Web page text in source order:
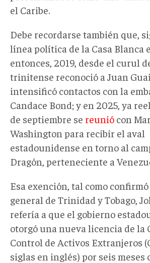
el Caribe.
Debe recordarse también que,
línea política de la Casa Blanca
entonces, 2019 , desde el curul
trinitense reconoció a Juan
intensificó contactos con la
Candace Bond; y en 2025, ya
de septiembre se reunió con
Washington para recibir el aval
estadounidense en torno al
Dragón, perteneciente a
Esa exención, tal como
general de Trinidad y Tobago,
refería a que el gobierno
otorgó una nueva licencia de la
Control de Activos Extranjeros
siglas en inglés) por seis meses